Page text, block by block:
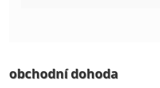
obchodní dohoda